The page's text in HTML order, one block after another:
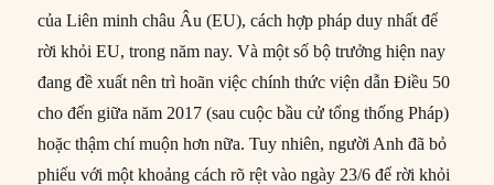
của Liên minh châu Âu (EU), cách hợp pháp duy nhất để
rời khỏi EU, trong năm nay. Và một số bộ trưởng hiện nay
đang đề xuất nên trì hoãn việc chính thức viện dẫn Điều 50
cho đến giữa năm 2017 (sau cuộc bầu cử tổng thống Pháp)
hoặc thậm chí muộn hơn nữa. Tuy nhiên, người Anh đã bỏ
phiếu với một khoảng cách rõ rệt vào ngày 23/6 để rời khỏi